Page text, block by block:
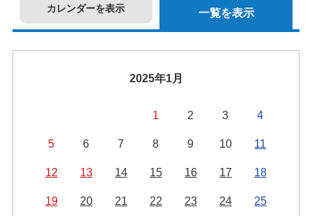
カレンダーを表示 一覧を表示
2025年1月
1 2 3 4
5 6 7 8 9 10 11
12 13 14 15 16 17 18
19 20 21 22 23 24 25